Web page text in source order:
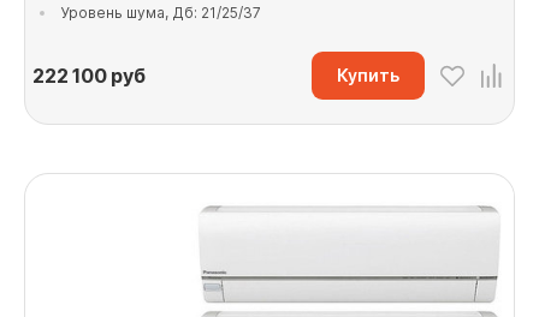
Уровень шума, Дб: 21/25/37
222 100руб Купить